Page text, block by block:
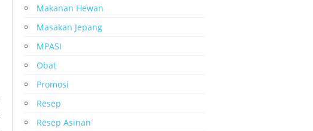
Makanan Hewan
Masakan Jepang
MPASI
Obat
Promosi
Resep
Resep Asinan